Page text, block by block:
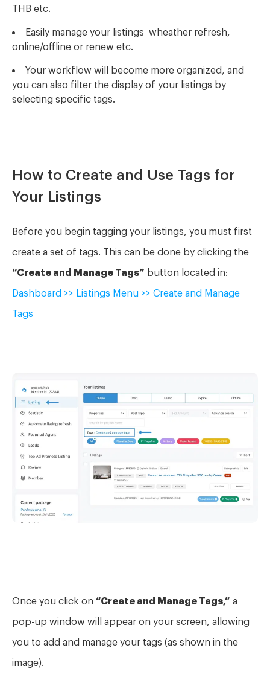
THB etc.
Easily manage your listings
wheather refresh,
online/offline or renew etc.
Your workflow will become more organized, and
you can also filter the display of your listings by
selecting specific tags.
How to Create and Use Tags for
Your Listings
Before you begin tagging your listings, you must first
create a set of tags. This can be done by clicking the
“Create and Manage Tags” button located in:
Dashboard >> Listings Menu >> Create and Manage
Tags
Once you click on “Create and Manage Tags,” a
pop-up window will appear on your screen, allowing
you to add and manage your tags (as shown in the
image).